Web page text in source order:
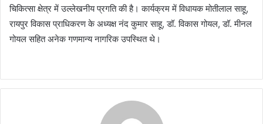
चिकित्सा क्षेत्र में उल्लेखनीय प्रगति की है। कार्यक्रम में विधायक मोतीलाल साहू,
रायपुर विकास प्राधिकरण के अध्यक्ष नंद कुमार साहू, डॉ. विकास गोयल, डॉ. मीनल
गोयल सहित अनेक गणमान्य नागरिक उपस्थित थे।